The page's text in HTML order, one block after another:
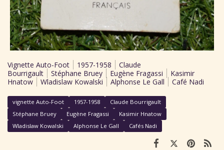
Vignette Auto-Foot 1957-1958
Claude
Bourrigault
Stéphane Bruey Eugène Fragassi
Kasimir
Hnatow
Wladislaw Kowalski Alphonse Le Gall Café Nadi
vignette Auto-Foot 1957-1958
Claude Bourrigault
Stéphane Bruey
Eugène Fragassi
Kasimir Hnatow
Wladislaw Kowalski
Alphonse Le Gall Cafés Nadi